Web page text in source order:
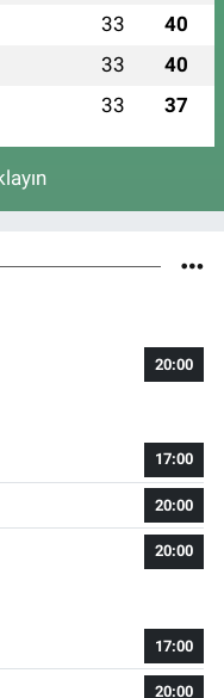
33 40
33 40
33 37
20:00
17:00
20:00
20:00
17:00
20:00